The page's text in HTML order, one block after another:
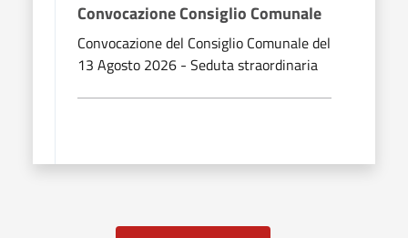
Convocazione Consiglio Comunale
Convocazione del Consiglio Comunale del
13 Agosto 2026 - Seduta straordinaria